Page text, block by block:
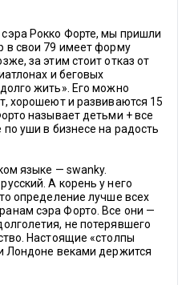
Рокко Форте, мы пришли
в свои 79 имеет форму
за этим стоит отказ от
и беговых
жить». Его можно
хорошеют и развиваются 15
называет детьми + все
уши в бизнесе на радость
языке — swanky.
А корень у него
определение лучше всех
сэра Форто. Все они —
не потерявшего
Настоящие «столпы
Лондоне веками держится